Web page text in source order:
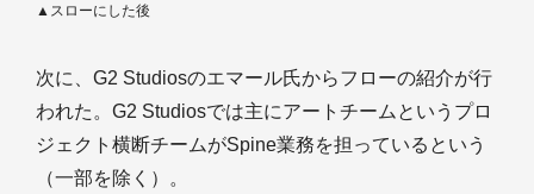
▲スローにした後
次に、G2 Studiosのエマール氏からフローの紹介が行
われた。G2 Studiosでは主にアートチームというプロ
ジェクト横断チームがSpine業務を担っているという
（一部を除く）。